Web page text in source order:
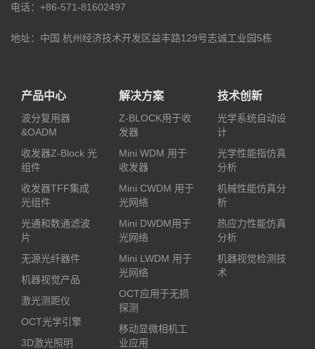
电话：+86-571-81602497
地址：中国.杭州经济技术开发区益丰路129号志诚工业园5栋
产品中心
波分复用器
&OADM
收发器Z-Block 光
组件
收发器TFF集成
光组件
光通和数通滤波
片
无源光纤器件
机器视觉产品
激光测距仪
OCT光学引擎
3D激光照明
解决方案
Z-BLOCK用于收
发器
Mini WDM 用于
收发器
Mini CWDM 用于
光网络
Mini DWDM用于
光网络
Mini LWDM 用于
光网络
OCT应用于无损
探测
移动显微相机工
业应用
技术创新
光学系统自动设
计
光学性能指仿真
分析
机械性能仿真分
析
热应力性能仿真
分析
机器视觉检测技
术